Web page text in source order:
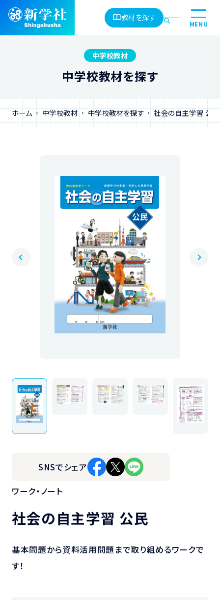
教材を探す
MENU
中学校教材
中学校教材を探す
ホーム 中学校教材 中学校教材を探す 社会の自主学習 公民
SNSでシェア
ワーク・ノート
社会の自主学習 公民
基本問題から資料活用問題まで取り組めるワークで
す！